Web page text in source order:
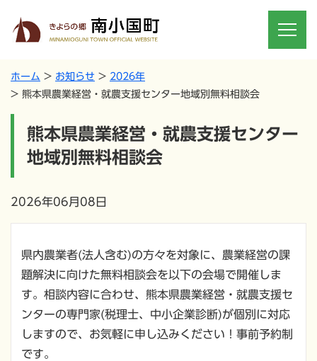
ホーム お知らせ
2026年
熊本県農業経営・就農支援センター地域別無料相談会
熊本県農業経営・就農支援センター
地域別無料相談会
2026年06月08日
県内農業者(法人含む)の方々を対象に、農業経営の課
題解決に向けた無料相談会を以下の会場で開催しま
す。相談内容に合わせ、熊本県農業経営・就農支援セ
ンターの専門家(税理士、中小企業診断)が個別に対応
しますので、お気軽に申し込みください！事前予約制
です。